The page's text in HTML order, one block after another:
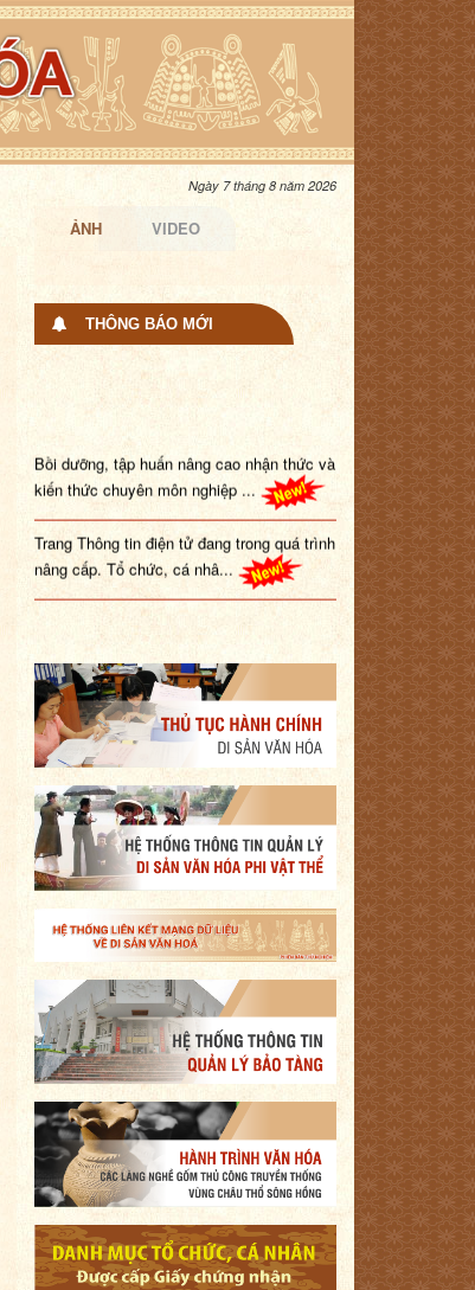
Ngày 7 tháng 8 năm 2026
ẢNH VIDEO
THÔNG BÁO MỚI
Bồi dưỡng, tập huấn nâng cao nhận thức và
kiến thức chuyên môn nghiệp ...
Trang Thông tin điện tử đang trong quá trình
nâng cấp. Tổ chức, cá nhâ...